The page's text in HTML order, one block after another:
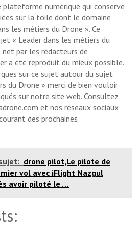
plateforme numérique qui conserve
sur la toile dont le domaine
les métiers du Drone ». Ce
« Leader dans les métiers du
par les rédacteurs de
a été reproduit du mieux possible.
sur ce sujet autour du sujet
du Drone » merci de bien vouloir
sur notre site web. Consultez
et nos réseaux sociaux
des prochaines
drone pilot,Le pilote de
vol avec iFlight Nazgul
avoir piloté le …